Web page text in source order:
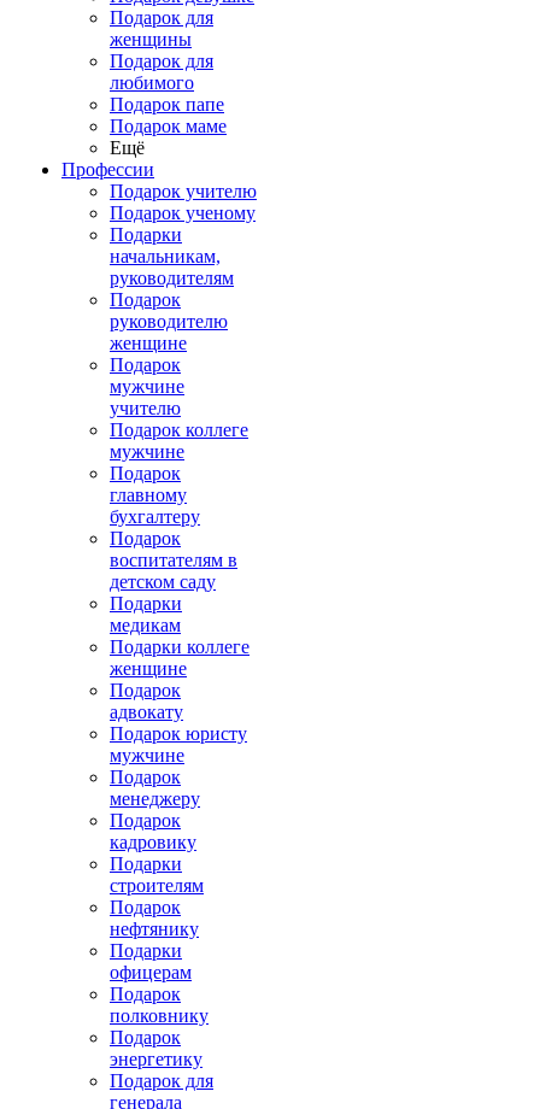
Подарок для
женщины
Подарок для
любимого
Подарок папе
Подарок маме
Ещё
Профессии
Подарок учителю
Подарок ученому
Подарки
начальникам,
руководителям
Подарок
руководителю
женщине
Подарок
мужчине
учителю
Подарок коллеге
мужчине
Подарок
главному
бухгалтеру
Подарок
воспитателям в
детском саду
Подарки
медикам
Подарки коллеге
женщине
Подарок
адвокату
Подарок юристу
мужчине
Подарок
менеджеру
Подарок
кадровику
Подарки
строителям
Подарок
нефтянику
Подарки
офицерам
Подарок
полковнику
Подарок
энергетику
Подарок для
генерала